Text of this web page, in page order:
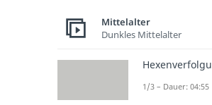
Mittelalter
Dunkles Mittelalter
1/3 – Dauer: 04:55